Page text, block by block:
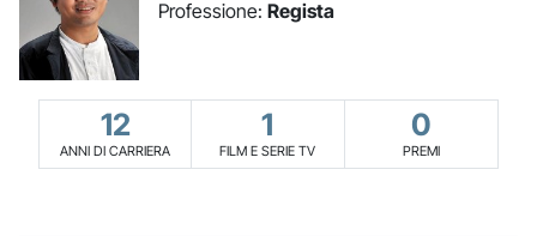
Professione: Regista
12
ANNI DI CARRIERA
1
FILM E SERIE TV
0
PREMI